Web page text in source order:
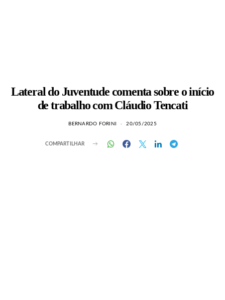
Lateral do Juventude comenta sobre o início
de trabalho com Cláudio Tencati
BERNARDO FORINI 20/05/2025
COMPARTILHAR